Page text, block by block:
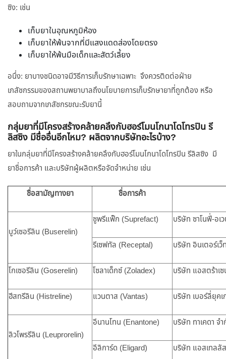
ซิง: เช่น
เก็บยาในอุณหภูมิห้อง
เก็บยาให้พ้นจากที่มีแสงแดดส่องโดยตรง
เก็บยาให้พ้นมือเด็กและสัตว์เลี้ยง
อนึ่ง: ยาบางชนิดอาจมีวิธีการเก็บรักษาเฉพาะ จึงควรติดต่อฝ่าย
เภสัชกรรมของสถานพยาบาลถึงนโยบายการเก็บรักษายาที่ถูกต้อง หรือ
สอบถามจากเภสัชกรขณะรับยานี้
กลุ่มยาที่มีโครงสร้างคล้ายคลึงกับฮอร์โมนโกนาโดโทรปิน รี
ลิสซิง มีชื่ออื่นอีกไหม? ผลิตจากบริษัทอะไรบ้าง?
ยาในกลุ่มยาที่มีโครงสร้างคล้ายคลึงกับฮอร์โมนโกนาโดโทรปิน รีลิสซิง มี
ยาชื่อการค้า และบริษัทผู้ผลิตหรือจัดจำหน่าย เช่น
ชื่อสามัญทางยา ชื่อการค้า
บูว์เซอรีลิน (Buserelin)
ซูพรีแฟ็ก (Suprefact) บริษัท ซาโนฟี่-อเ
รีเซฟทัล (Receptal) บริษัท อินเตอร์เว็
โกเซอรีลิน (Goserelin) โซลาเด็กซ์ (Zoladex) บริษัท แอสตร้าเซ
ฮีสทรีลิน (Histreline) แวนตาส (Vantas) บริษัท เบอร์ลี่ยุค
ลิวโพรรีลิน (Leuprorelin)
อีนานโทน (Enantone) บริษัท ทาเคดา จ
อีลิการ์ด (Eligard) บริษัท แอสเทลลั